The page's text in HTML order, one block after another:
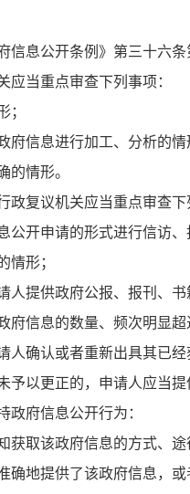
信息公开条例》第三十六条
当重点审查下列事项：
；
府信息进行加工、分析的情
的情形。
复议机关应当重点审查下
公开申请的形式进行信访
情形；
人提供政府公报、报刊、书
府信息的数量、频次明显
人确认或者重新出具其已经
以更正的，申请人应当提
府信息公开行为：
获取该政府信息的方式、途
确地提供了该政府信息，